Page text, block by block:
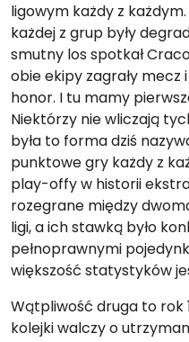
ligowym każdy z
każdej z grup były
smutny los spotkał
obie ekipy zagrały mecz
honor. I tu mamy
Niektórzy nie wliczają
była to forma dziś
punktowe gry każdy z
play-offy w historii
rozegrane między
ligi, a ich stawką było
pełnoprawnymi
większość statystyków
Wątpliwość druga to rok
kolejki walczy o